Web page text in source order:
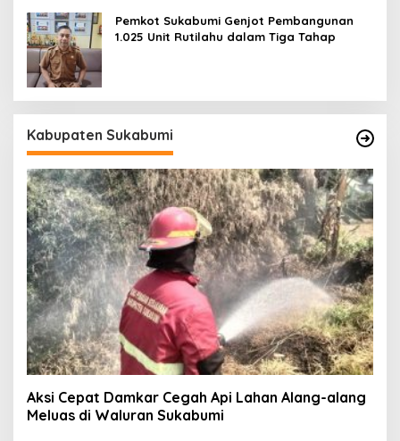
Pemkot Sukabumi Genjot Pembangunan
1.025 Unit Rutilahu dalam Tiga Tahap
Kabupaten Sukabumi
Aksi Cepat Damkar Cegah Api Lahan Alang-alang
Meluas di Waluran Sukabumi